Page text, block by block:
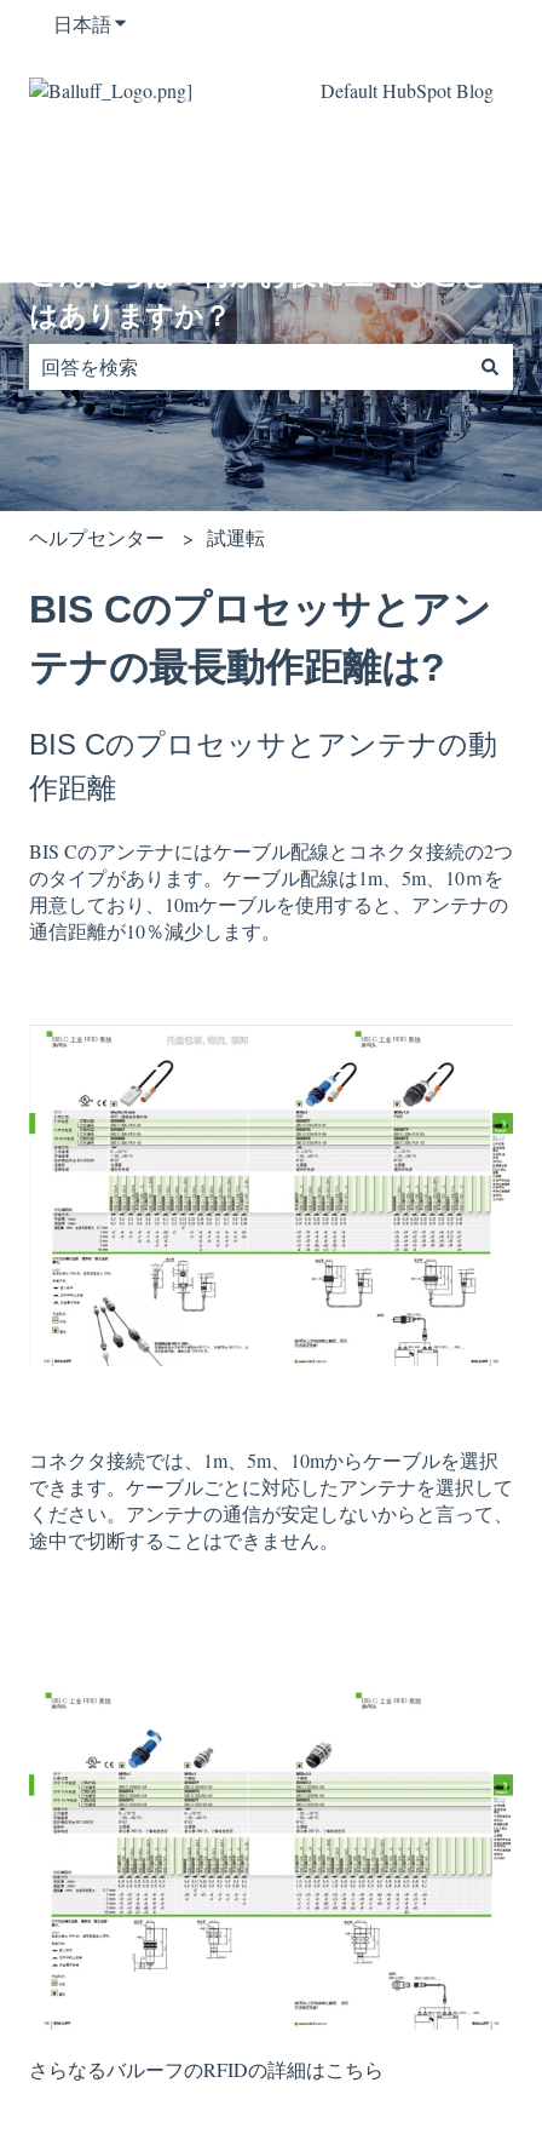
日本語翻訳のサブメニューを表示
Default HubSpot Blog
こんにちは！何かお役に立てること
はありますか？
検索フィールドが空なので、候補はありません。
ヘルプセンター 試運転
BIS Cのプロセッサとアン
テナの最長動作距離は?
BIS Cのプロセッサとアンテナの動
作距離
BIS Cのアンテナにはケーブル配線とコネクタ接続の2つ
のタイプがあります。ケーブル配線は1m、5m、10ｍを
用意しており、10mケーブルを使用すると、アンテナの
通信距離が10％減少します。
コネクタ接続では、1m、5m、10mからケーブルを選択
できます。ケーブルごとに対応したアンテナを選択して
ください。アンテナの通信が安定しないからと言って、
途中で切断することはできません。
さらなるバルーフのRFIDの詳細はこちら